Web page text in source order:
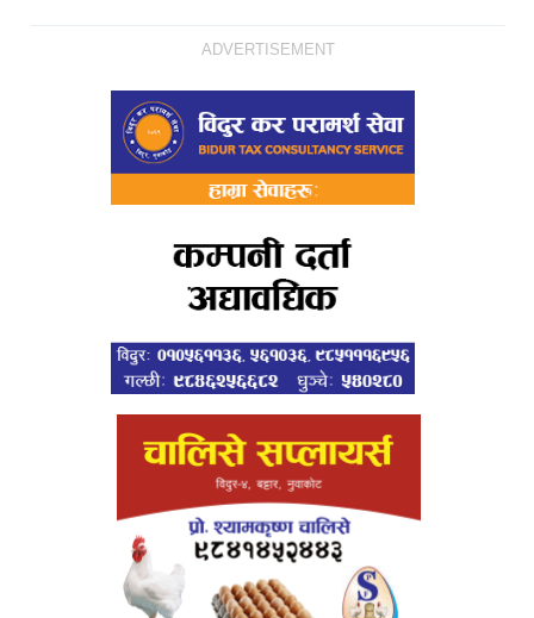
ADVERTISEMENT